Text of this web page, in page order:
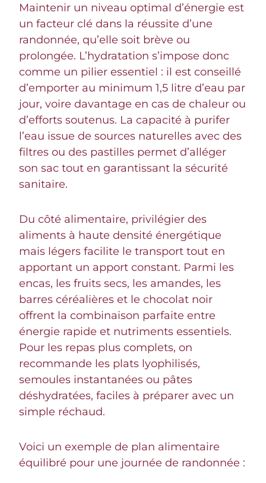
Maintenir un niveau optimal d’énergie est
un facteur clé dans la réussite d’une
randonnée, qu’elle soit brève ou
prolongée. L’hydratation s’impose donc
comme un pilier essentiel : il est conseillé
d’emporter au minimum 1,5 litre d’eau par
jour, voire davantage en cas de chaleur ou
d’efforts soutenus. La capacité à purifer
l’eau issue de sources naturelles avec des
filtres ou des pastilles permet d’alléger
son sac tout en garantissant la sécurité
sanitaire.
Du côté alimentaire, privilégier des
aliments à haute densité énergétique
mais légers facilite le transport tout en
apportant un apport constant. Parmi les
encas, les fruits secs, les amandes, les
barres céréalières et le chocolat noir
offrent la combinaison parfaite entre
énergie rapide et nutriments essentiels.
Pour les repas plus complets, on
recommande les plats lyophilisés,
semoules instantanées ou pâtes
déshydratées, faciles à préparer avec un
simple réchaud.
Voici un exemple de plan alimentaire
équilibré pour une journée de randonnée :